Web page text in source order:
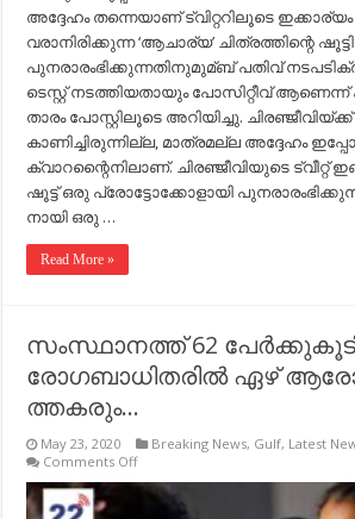
അദ്ദേഹം തന്നെയാണ് ട്വിറ്ററിലൂടെ ഇക്കാര്യം
വരാനിരിക്കുന്ന ‘ആചാര്യ’ ചിത്രത്തിന്റെ
പുനരാരംഭിക്കുന്നതിനുമുമ്ബ് പതിവ്
ടെസ്റ്റ് നടത്തിയതായും പോസിറ്റീവ്
താരം പോസ്റ്റിലൂടെ അറിയിച്ചു.
കാണിച്ചിരുന്നില്ല, മാത്രമല്ല അദ്ദേഹം
ക്വാറന്റൈനിലാണ്. ചിരഞ്ജീവിയുടെ ട്വീറ്റ്
ഷൂട്ട് ഒരു പ്രോട്ടോക്കോളായി
നായി ഒരു …
Read More »
സംസ്ഥാനത്ത്‌ 62
രോഗബാധിതരില്‍ ഏ​ഴ്
ത്ത​ക​രും…
May 23, 2020 Breaking News, Gulf, Latest
Comments Offon
62